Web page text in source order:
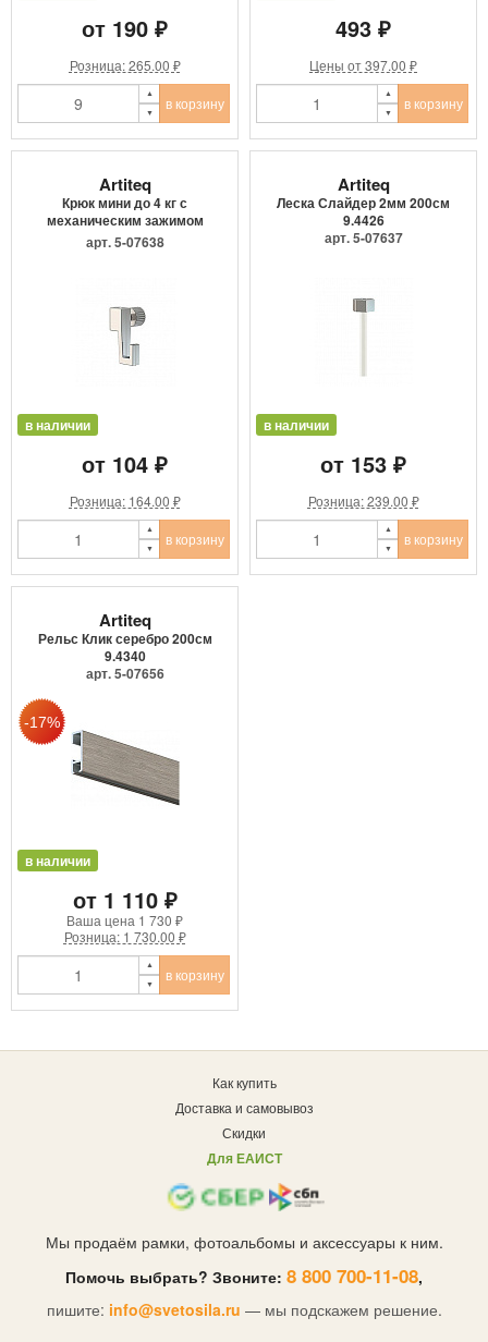
от 190 ₽
Розница: 265.00 ₽
в корзину
493 ₽
Цены от 397.00 ₽
в корзину
Artiteq
Крюк мини до 4 кг с
механическим зажимом
9.4205
арт. 5-07638
в наличии
от 104 ₽
Розница: 164.00 ₽
в корзину
Artiteq
Леска Слайдер 2мм 200см
9.4426
арт. 5-07637
в наличии
от 153 ₽
Розница: 239.00 ₽
в корзину
Artiteq
Рельс Клик серебро 200см
9.4340
арт. 5-07656
в наличии
от 1 110 ₽
Ваша цена 1 730 ₽
Розница: 1 730.00 ₽
в корзину
Как купить
Доставка и самовывоз
Скидки
Для ЕАИСТ
Мы продаём рамки, фотоальбомы и аксессуары к ним.
Помочь выбрать? Звоните: 8 800 700-11-08,
пишите: info@svetosila.ru — мы подскажем решение.